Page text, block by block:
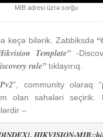
MIB adresi üzrə sorğu
keçə bilərik. Zabbiksdə
Template” -
rule” tıklayırıq.
”, community olaraq “
olan sahələri seçirik.
–
HIKVISION-